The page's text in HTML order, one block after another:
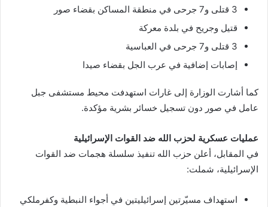
3 قتلى و7 جرحى في منطقة المساكن بقضاء صور
قتيل وجريح في بلدة معركة
3 قتلى و7 جرحى في العباسية
إصابات إضافية في عرب الجل بقضاء صيدا
كما أشارت الوزارة إلى غارات استهدفت محيط مستشفى جبل
عامل في صور دون تسجيل خسائر بشرية مؤكدة.
عمليات عسكرية لحزب الله ضد القوات الإسرائيلية
في المقابل، أعلن حزب الله تنفيذ سلسلة هجمات ضد القوات
الإسرائيلية، شملت:
استهداف مسيّرتين إسرائيليتين في أجواء النبطية وكفرملكي